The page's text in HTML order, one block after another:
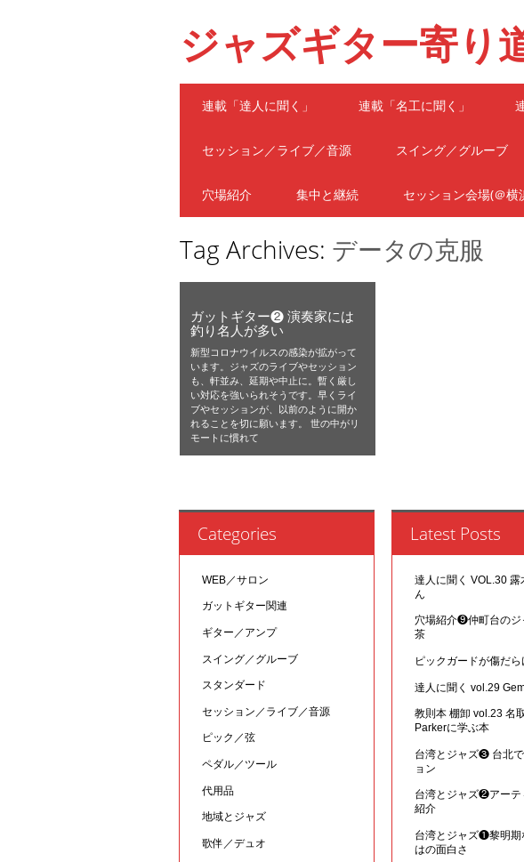
ジャズギター寄り
Main menu
連載「達人に聞く」 連載「名工に聞く」
セッション／ライブ／音源 スイング／グルーブ
穴場紹介 集中と継続 セッション会場(＠横
Tag Archives: データの克服
ガットギター❷ 演奏家には
釣り名人が多い
新型コロナウイルスの感染が拡がって
います。ジャズのライブやセッション
も、軒並み、延期や中止に。暫く厳し
い対応を強いられそうです。早くライ
ブやセッションが、以前のように開か
れることを切に願います。 世の中がリ
モートに慣れて
Categories
WEB／サロン
ガットギター関連
ギター／アンプ
スイング／グルーブ
スタンダード
セッション／ライブ／音源
ピック／弦
ペダル／ツール
代用品
地域とジャズ
歌伴／デュオ
Latest Posts
達人に聞く VOL.30 露
ん
穴場紹介❾仲町台のジ
茶
ピックガードが傷だ
達人に聞く vol.29
教則本 棚卸 vol.23 名
Parkerに学ぶ本
台湾とジャズ❸ 台北
ョン
台湾とジャズ❷アーテ
紹介
台湾とジャズ❶黎明期
はの面白さ